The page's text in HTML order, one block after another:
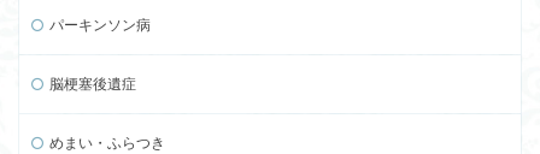
パーキンソン病
脳梗塞後遺症
めまい・ふらつき